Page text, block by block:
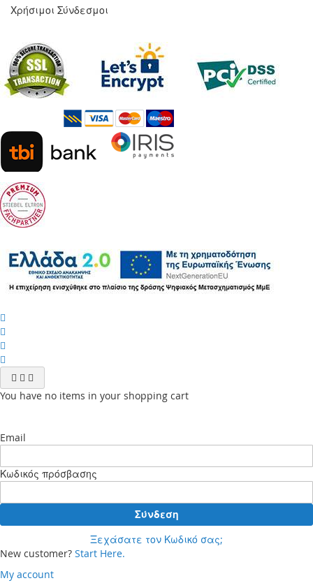
Χρήσιμοι Σύνδεσμοι
You have no items in your shopping cart
Email
Κωδικός πρόσβασης
Σύνδεση
Ξεχάσατε τον Κωδικό σας;
New customer? Start Here.
My account